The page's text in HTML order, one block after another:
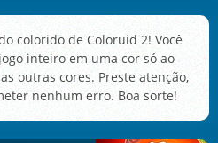
colorido de Coloruid 2! Você
inteiro em uma cor só ao
outras cores. Preste atenção,
nenhum erro. Boa sorte!